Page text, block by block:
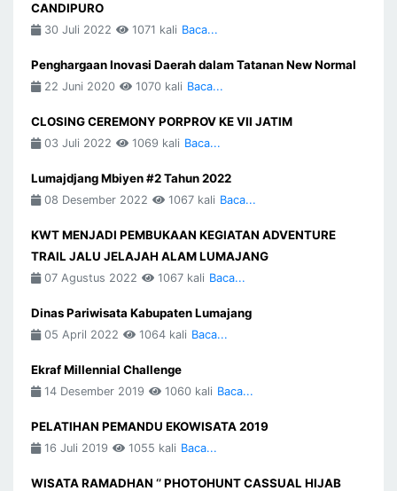
CANDIPURO
30 Juli 2022 1071 kali Baca...
Penghargaan Inovasi Daerah dalam Tatanan New Normal
22 Juni 2020 1070 kali Baca...
CLOSING CEREMONY PORPROV KE VII JATIM
03 Juli 2022 1069 kali Baca...
Lumajdjang Mbiyen #2 Tahun 2022
08 Desember 2022 1067 kali Baca...
KWT MENJADI PEMBUKAAN KEGIATAN ADVENTURE
TRAIL JALU JELAJAH ALAM LUMAJANG
07 Agustus 2022 1067 kali Baca...
Dinas Pariwisata Kabupaten Lumajang
05 April 2022 1064 kali Baca...
Ekraf Millennial Challenge
14 Desember 2019 1060 kali Baca...
PELATIHAN PEMANDU EKOWISATA 2019
16 Juli 2019 1055 kali Baca...
WISATA RAMADHAN ‘’ PHOTOHUNT CASSUAL HIJAB